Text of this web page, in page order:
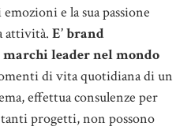
e la sua passione
attività. E’ brand
leader nel mondo
di vita quotidiana di un
effettua consulenze per
progetti, non possono